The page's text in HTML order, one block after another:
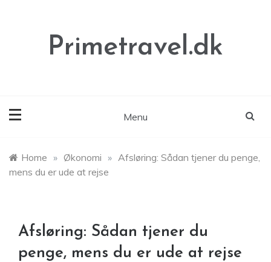
Primetravel.dk
Menu
Home » Økonomi » Afsløring: Sådan tjener du penge,
mens du er ude at rejse
Afsløring: Sådan tjener du
penge, mens du er ude at rejse